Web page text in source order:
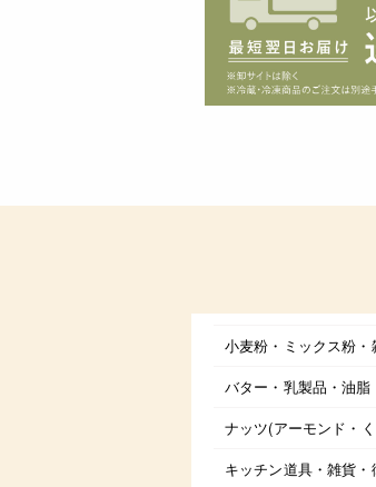
小麦粉・ミックス粉・
バター・乳製品・油脂
ナッツ(アーモンド・
キッチン道具・雑貨・